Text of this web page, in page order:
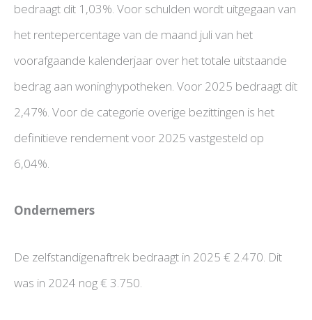
bedraagt dit 1,03%. Voor schulden wordt uitgegaan van
het rentepercentage van de maand juli van het
voorafgaande kalenderjaar over het totale uitstaande
bedrag aan woninghypotheken. Voor 2025 bedraagt dit
2,47%. Voor de categorie overige bezittingen is het
definitieve rendement voor 2025 vastgesteld op
6,04%.
Ondernemers
De zelfstandigenaftrek bedraagt in 2025 € 2.470. Dit
was in 2024 nog € 3.750.